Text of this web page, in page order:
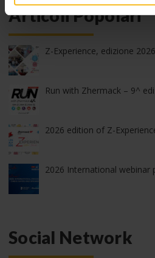
Articoli Popolari
Z-Experience, edizione
Run with Zhermack – 9^
2026 edition of Z-
2026 International webinar
Social Network